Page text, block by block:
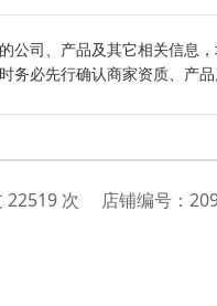
公司、产品及其它相关信息，
务必先行确认商家资质、产
22519 次 店铺编号：